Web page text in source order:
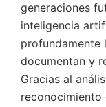
generaciones
inteligencia
profundamente
documentan y
Gracias al